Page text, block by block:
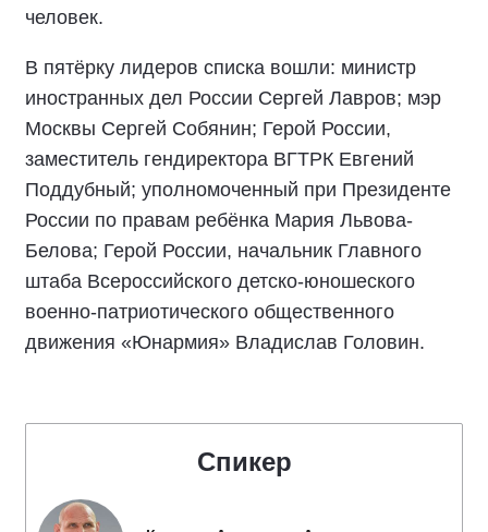
человек.
В пятёрку лидеров списка вошли: министр
иностранных дел России Сергей Лавров; мэр
Москвы Сергей Собянин; Герой России,
заместитель гендиректора ВГТРК Евгений
Поддубный; уполномоченный при Президенте
России по правам ребёнка Мария Львова-
Белова; Герой России, начальник Главного
штаба Всероссийского детско-юношеского
военно-патриотического общественного
движения «Юнармия» Владислав Головин.
Спикер